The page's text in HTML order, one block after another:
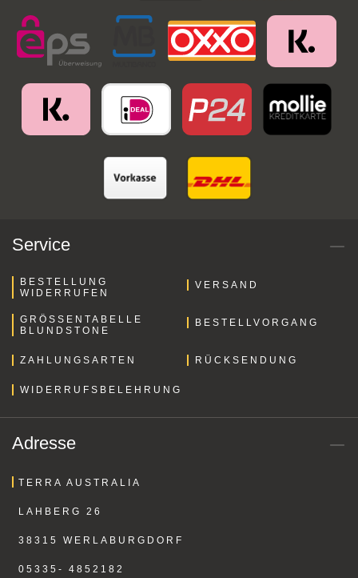
Service
BESTELLUNG
WIDERRUFEN
VERSAND
GRÖSSENTABELLE B
LUNDSTONE
BESTELLVORGANG
ZAHLUNGSARTEN RÜCKSENDUNG
WIDERRUFSBELEHRUNG
Adresse
TERRA AUSTRALIA
LAHBERG 26
38315 WERLABURGDORF
05335- 4852182